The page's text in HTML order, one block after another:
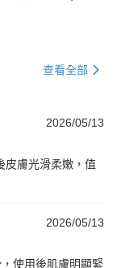
查看全部
2026/05/13
皮膚光滑柔嫩，值
2026/05/13
使用後肌膚明顯緊